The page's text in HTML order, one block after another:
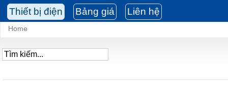
Thiết bị điện Bảng giá Liên hệ
Home